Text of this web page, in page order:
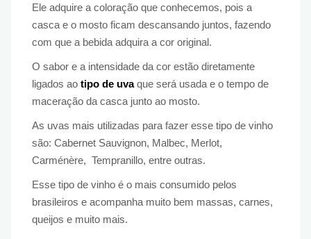
Ele adquire a coloração que conhecemos, pois a
casca e o mosto ficam descansando juntos, fazendo
com que a bebida adquira a cor original.
O sabor e a intensidade da cor estão diretamente
ligados ao tipo de uvaque será usada e o tempo de
maceração da casca junto ao mosto.
As uvas mais utilizadas para fazer esse tipo de vinho
são: Cabernet Sauvignon, Malbec, Merlot,
Carménère, Tempranillo, entre outras.
Esse tipo de vinho é o mais consumido pelos
brasileiros e acompanha muito bem massas, carnes,
queijos e muito mais.